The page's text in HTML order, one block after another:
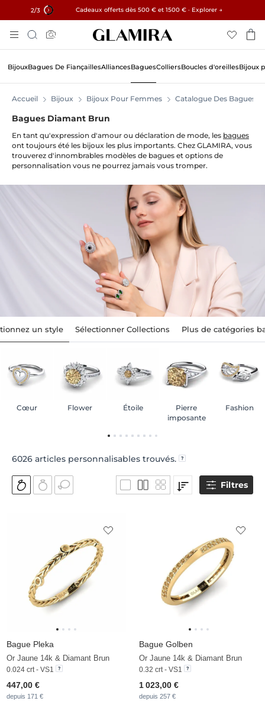
2/3 15% sur toutes les commandes →
Cadeaux offerts dès 500 € et 1500 € · Explorer →
✓ Retours sous 60 jours ✓ Redimensionnement gratuit
Au
Contenu
Rechercher
BijouxBagues De FiançaillesAlliancesBaguesColliersBoucles d'oreillesBijoux
Accueil Bijoux Bijoux Pour Femmes Catalogue Des Bagues
Bagues Diamant Brun
En tant qu'expression d'amour ou déclaration de mode, les bagues
ont toujours été les bijoux les plus importants. Chez GLAMIRA, vous
trouverez d'innombrables modèles de bagues et options de
personnalisation vous ne pourrez jamais vous tromper.
un style Sélectionner Collections Plus de catégories
Cœur Flower Étoile
Pierre
imposante
Fashion
6026 articles personnalisables trouvés.
Filtres
Bague Pleka
Or Jaune 14k & Diamant Brun
0.024 crt - VS1
447,00 €
depuis 171 €
Bague Golben
Or Jaune 14k & Diamant Brun
0.32 crt - VS1
1 023,00 €
depuis 257 €